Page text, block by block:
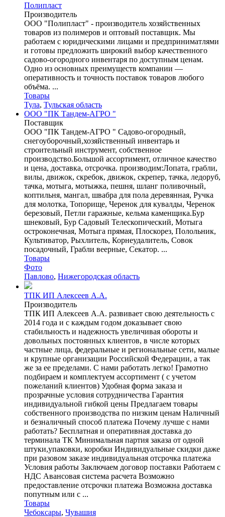
Полипласт
Производитель
ООО "Полипласт" - производитель хозяйственных
товаров из полимеров и оптовый поставщик. Мы
работаем с юридическими лицами и предприниматлями
и готовы предложить широкий выбор качественного
садово-огородного инвентаря по доступным ценам.
Одно из основных преимуществ компании —
оперативность и точность поставок товаров любого
объёма. ...
Товары
Тула, Тульская область
ООО "ПК Тандем-АГРО "
Поставщик
ООО "ПК Тандем-АГРО " Садово-огородный,
снегоуборочный,хозяйственный инвентарь и
строительный инструмент, собственное
производство.Большой ассортимент, отличное качество
и цена, доставка, отсрочка. производим:Лопата, грабли,
вилы, движок, скребок, движок, скрепер, тачка, ледоруб,
тачка, мотыга, мотыжка, пешня, шланг поливочный,
коптильня, мангал, швабра для пола деревянная, Ручка
для молотка, Топорище, Черенок для кувалды, Черенок
березовый, Петли гаражные, кельма каменщика.Бур
шнековый, Бур Садовый Телескопический, Мотыга
остроконечная, Мотыга прямая, Плоскорез, Полольник,
Культиватор, Рыхлитель, Корнеудалитель, Совок
посадочный, Грабли веерные, Секатор. ...
Товары
Фото
Павлово, Нижегородская область
ТПК ИП Алексеев А.А.
Производитель
ТПК ИП Алексеев А.А. развивает свою деятельность с
2014 года и с каждым годом доказывает свою
стабильность и надежность увеличивая обороты и
довольных постоянных клиентов, в числе которых
частные лица, федеральные и региональные сети, малые
и крупные организации Российской Федерации, а так
же за ее пределами. С нами работать легко! Грамотно
подбираем и комплектуем ассортимент ( с учетом
пожеланий клиентов) Удобная форма заказа и
прозрачные условия сотрудничества Гарантия
индивидуальной гибкой цены Предлагаем товары
собственного производства по низким ценам Наличный
и безналичный способ платежа Почему лучше с нами
работать? Бесплатная и оперативная доставка до
терминала ТК Минимальная партия заказа от одной
штуки,упаковки, коробки Индивидуальные скидки даже
при разовом заказе индивидуальная отсрочка платежа
Условия работы Заключаем договор поставки Работаем с
НДС Авансовая система расчета Возможно
предоставление отсрочки платежа Возможна доставка
попутным или с ...
Товары
Чебоксары, Чувашия